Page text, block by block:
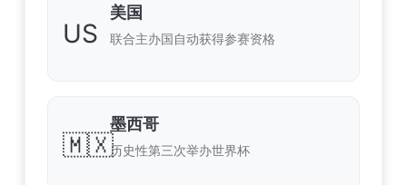
US
美国
联合主办国自动获得参赛资格
🇲🇽
墨西哥
历史性第三次举办世界杯